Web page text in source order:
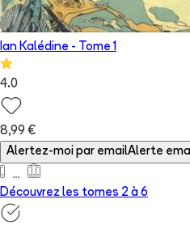
Ian Kalédine - Tome 1
4.0
8,99 €
Alertez-moi par emailAlerte
Découvrez les tomes 2 à 6